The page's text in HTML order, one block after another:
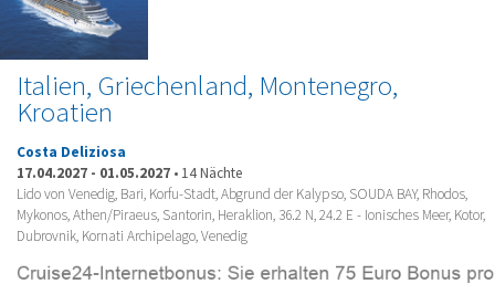
Italien, Griechenland, Montenegro,
Kroatien
Costa Deliziosa
17.04.2027 - 01.05.2027 • 14 Nächte
Lido von Venedig, Bari, Korfu-Stadt, Abgrund der Kalypso, SOUDA BAY, Rhodos,
Mykonos, Athen/Piraeus, Santorin, Heraklion, 36.2 N, 24.2 E - Ionisches Meer, Kotor,
Dubrovnik, Kornati Archipelago, Venedig